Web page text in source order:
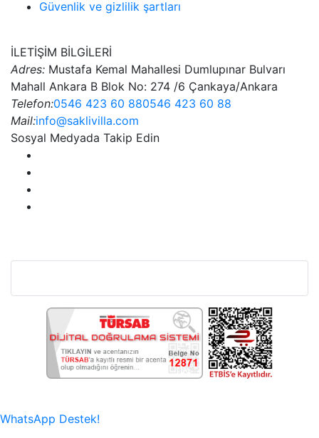
Güvenlik ve gizlilik şartları
İLETİŞİM BİLGİLERİ
Adres: Mustafa Kemal Mahallesi Dumlupınar Bulvarı
Mahall Ankara B Blok No: 274 /6 Çankaya/Ankara
Telefon:0546 423 60 880546 423 60 88
Mail:info@saklivilla.com
Sosyal Medyada Takip Edin
WhatsApp Destek!